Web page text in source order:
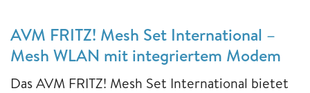
AVM FRITZ! Mesh Set International –
Mesh WLAN mit integriertem Modem
Das AVM FRITZ! Mesh Set International bietet